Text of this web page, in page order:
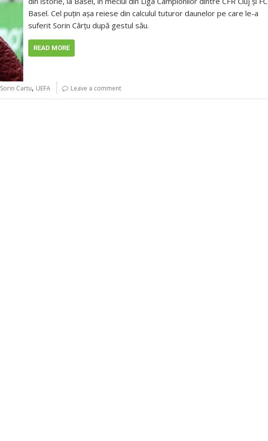
Basel. Cel puțin așa reiese din calculul tuturor daunelor pe care le-a
suferit Sorin Cârțu după gestul său.
READ MORE
Sorin Cartu, UEFA Leave a comment